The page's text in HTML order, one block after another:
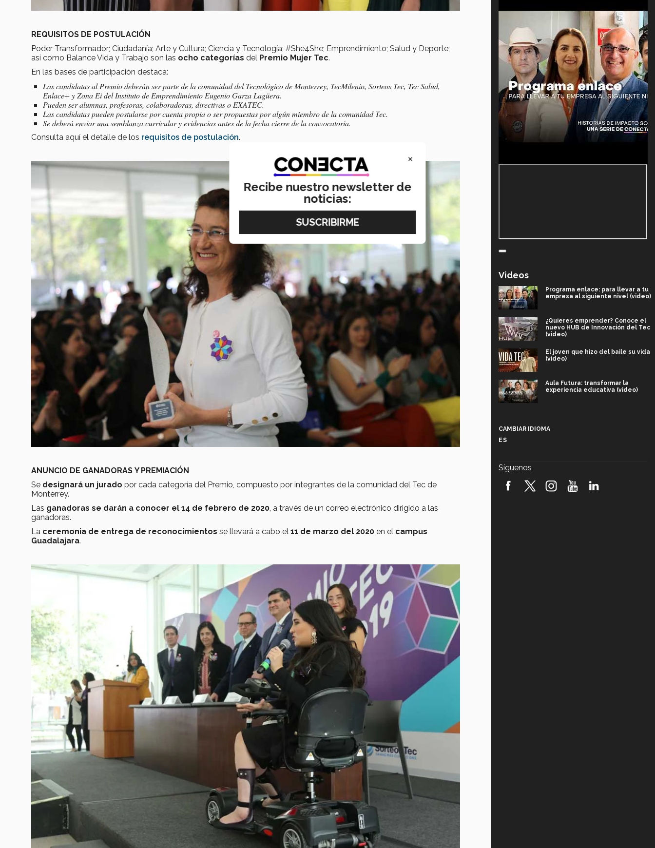
REQUISITOS DE POSTULACIÓN
Poder Transformador; Ciudadanía; Arte y Cultura; Ciencia y Tecnología; #She4She; Emprendimiento; Salud y Deporte;
así como Balance Vida y Trabajo son las ocho categorías del Premio Mujer Tec.
En las bases de participación destaca:
Las candidatas al Premio deberán ser parte de la comunidad del Tecnológico de Monterrey, TecMilenio, Sorteos Tec, Tec Salud,
Enlace+ y Zona Ei del Instituto de Emprendimiento Eugenio Garza Lagüera.
Pueden ser alumnas, profesoras, colaboradoras, directivas o EXATEC.
Las candidatas pueden postularse por cuenta propia o ser propuestas por algún miembro de la comunidad Tec.
Se deberá enviar una semblanza curricular y evidencias antes de la fecha cierre de la convocatoria.
Consulta aquí el detalle de los requisitos de postulación.
ANUNCIO DE GANADORAS Y PREMIACIÓN
Se designará un jurado por cada categoría del Premio, compuesto por integrantes de la comunidad del Tec de
Monterrey.
Las ganadoras se darán a conocer el 14 de febrero de 2020, a través de un correo electrónico dirigido a las
ganadoras.
La ceremonia de entrega de reconocimientos se llevará a cabo el 11 de marzo del 2020 en el campus
Guadalajara.
Videos
Programa enlace: para llevar a tu
empresa al siguiente nivel (video)
¿Quieres emprender? Conoce el
nuevo HUB de Innovación del Tec
(video)
El joven que hizo del baile su vida
(video)
Aula Futura: transformar la
experiencia educativa (video)
robótica FIRST 2026! (video)
CAMBIAR IDIOMA
ES
Síguenos
×
Recibe nuestro newsletter de
noticias: